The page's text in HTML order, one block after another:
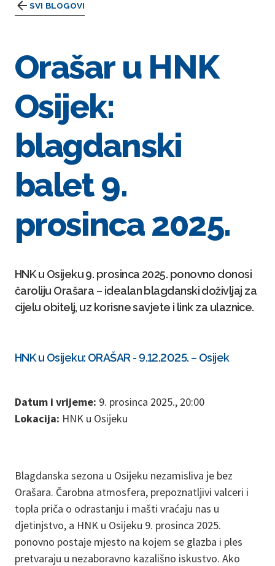
SVI BLOGOVI
Orašar u HNK
Osijek:
blagdanski
balet 9.
prosinca 2025.
HNK u Osijeku 9. prosinca 2025. ponovno donosi
čaroliju Orašara – idealan blagdanski doživljaj za
cijelu obitelj, uz korisne savjete i link za ulaznice.
HNK u Osijeku: ORAŠAR - 9.12.2025. – Osijek
Datum i vrijeme: 9. prosinca 2025., 20:00
Lokacija: HNK u Osijeku
Blagdanska sezona u Osijeku nezamisliva je bez
Orašara. Čarobna atmosfera, prepoznatljivi valceri i
topla priča o odrastanju i mašti vraćaju nas u
djetinjstvo, a HNK u Osijeku 9. prosinca 2025.
ponovno postaje mjesto na kojem se glazba i ples
pretvaraju u nezaboravno kazališno iskustvo. Ako